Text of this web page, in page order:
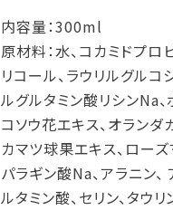
内容量：300ml
原材料：水、コカミドプロ
リコール、ラウリルグル
ルグルタミン酸リシンNa
コソウ花エキス、オランダ
カマツ球果エキス、ロー
パラギン酸Na、アラニン、
ルタミン酸、セリン、タウ